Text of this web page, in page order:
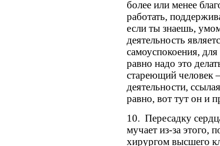
более или менее
работать,
если ты знаешь,
деятельность
самоуспокоения,
равно надо это
стареющий человек
деятельности,
равно, вот тут он и
10. Пересадку
мучает из-за этого,
хирургом высшего